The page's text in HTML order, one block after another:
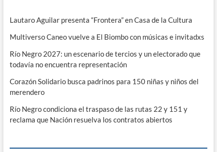
Lautaro Aguilar presenta “Frontera” en Casa de la Cultura
Multiverso Caneo vuelve a El Biombo con músicas e invitadxs
Río Negro 2027: un escenario de tercios y un electorado que
todavía no encuentra representación
Corazón Solidario busca padrinos para 150 niñas y niños del
merendero
Río Negro condiciona el traspaso de las rutas 22 y 151 y
reclama que Nación resuelva los contratos abiertos